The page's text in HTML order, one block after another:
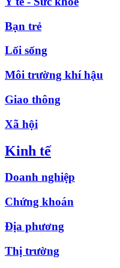
Bạn trẻ
Lối sống
Môi trường khí hậu
Giao thông
Xã hội
Kinh tế
Doanh nghiệp
Chứng khoán
Địa phương
Thị trường